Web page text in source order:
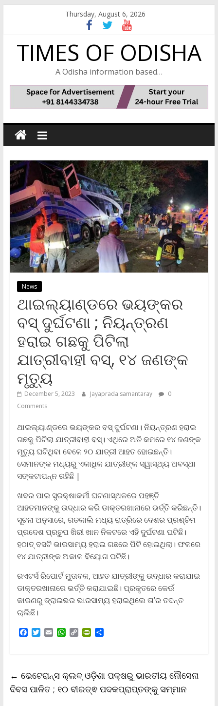
Thursday, August 6, 2026
TIMES OF ODISHA
A Odisha information based…
News
ଥାଇଲ୍ୟାଣ୍ଡରେ ଭୟଙ୍କର
ବସ୍ ଦୁର୍ଘଟଣା ; ନିୟନ୍ତ୍ରଣ
ହରାଇ ଗଛକୁ ପିଟିଲା
ଯାତ୍ରୀବାହୀ ବସ୍, ୧୪ ଜଣଙ୍କ
ମୃତ୍ୟୁ
December 5, 2023 Jayaprada samantaray
0
Comments
ଥାଇଲ୍ୟାଣ୍ଡରେ ଭୟଙ୍କର ବସ୍ ଦୁର୍ଘଟଣା। ନିୟନ୍ତ୍ରଣ ହରାଇ
ଗଛକୁ ପିଟିଲା ଯାତ୍ରୀବାହୀ ବସ୍। ଏଥିରେ ଅତି କମରେ ୧୪ ଜଣଙ୍କ
ମୃତ୍ୟୁ ଘଟିଥିବା ବେଳେ ୨୦ ଯାତ୍ରୀ ଆହତ ହୋଇଛନ୍ତି।
ସେମାନଙ୍କ ମଧ୍ୟରୁ ଏକାଧିକ ଯାତ୍ରୀଙ୍କ ସ୍ୱାସ୍ଥ୍ୟ ଅବସ୍ଥା
ସଙ୍କଟାପନ୍ନ ରହିଛି |
ଖବର ପାଇ ସୁରକ୍ଷାକର୍ମୀ ଘଟଣାସ୍ଥଳରେ ପହଞ୍ଚି
ଆହତମାନଙ୍କୁ ଉଦ୍ଧାର କରି ଡାକ୍ତରଖାନାରେ ଭର୍ତ୍ତି କରିଛନ୍ତି।
ସୂଚନା ଅନୁସାରେ, ଗତକାଲି ମଧ୍ୟ ରାତ୍ରିରେ ଦେଶର ପ୍ରଶ୍ଚିମ
ପ୍ରଦେଶ ପ୍ରଚୁପ ଖିରୀ ଖାନ ନିକଟରେ ଏହି ଦୁର୍ଘଟଣା ଘଟିଛି।
ହଠାତ୍ ବସଟି ଭାରସାମ୍ୟ ହରାଇ ଗଛରେ ପିଟି ହୋଇଥିଲା। ଫଳରେ
୧୪ ଯାତ୍ରୀଙ୍କ ଅକାଳ ବିୟୋଗ ଘଟିଛି।
ରଏଟର୍ସ ରିପୋର୍ଟ ମୁତାବକ, ଆହତ ଯାତ୍ରୀଙ୍କୁ ଉଦ୍ଧାର କରାଯାଇ
ଡାକ୍ତରଖାନାରେ ଭର୍ତ୍ତି କରାଯାଇଛି। ପ୍ରକୃତରେ କେଉଁ
କାରଣରୁ ଡ୍ରାଇଭର ଭାରସାମ୍ୟ ହରାଇଥିଲେ ତା’ର ତଦନ୍ତ
ଚାଲିଛି।
F
o
o
k
T
e
r
E
W
A
p
p
C
i
n
k
P
F
r
i
S
← ଭେଟେରାନ୍ସ କ୍ଲବ୍ ଓଡ଼ିଶା ପକ୍ଷରୁ ଭାରତୀୟ ନୌସେନା
ଦିବସ ପାଳିତ ; ୧୦ ବୀରତ୍ଵ ପଦକପ୍ରାପ୍ତଙ୍କୁ ସମ୍ମାନ